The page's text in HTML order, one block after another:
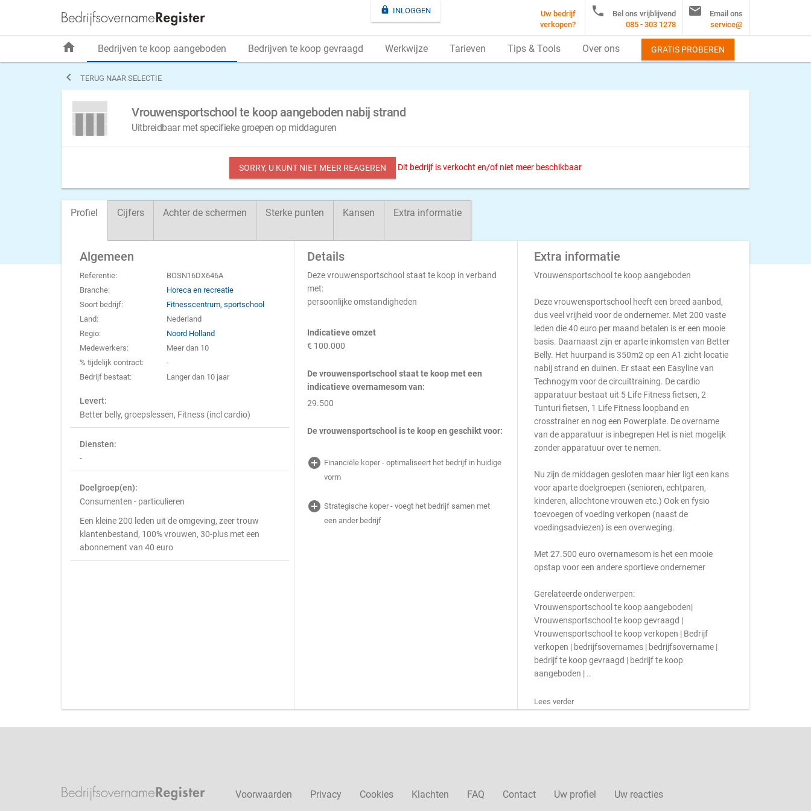
 TERUG NAAR SELECTIE
Vrouwensportschool te koop aangeboden nabij strand
Uitbreidbaar met specifieke groepen op middaguren
SORRY, U KUNT NIET MEER REAGEREN Dit bedrijf is verkocht en/of niet meer beschikbaar
Profiel Cijfers Achter de schermen Sterke punten Kansen Extra informatie
Algemeen
Referentie:
BOSN16DX646A
Branche:
Horeca en recreatie
Soort bedrijf:
Fitnesscentrum, sportschool
Land:
Nederland
Regio:
Noord Holland
Medewerkers:
Meer dan 10
% tijdelijk contract:
-
Bedrijf bestaat:
Langer dan 10 jaar
Levert:
Better belly, groepslessen, Fitness (incl cardio)
Diensten:
-
Doelgroep(en):
Consumenten - particulieren
Een kleine 200 leden uit de omgeving, zeer trouw
klantenbestand, 100% vrouwen, 30-plus met een
abonnement van 40 euro
Details
Deze vrouwensportschool staat te koop in verband
met:
persoonlijke omstandigheden
Indicatieve omzet
€ 100.000
De vrouwensportschool staat te koop met een
indicatieve overnamesom van:
29.500
De vrouwensportschool is te koop en geschikt voor:
add_circle Financiële koper - optimaliseert het bedrijf in huidige
vorm
add_circle Strategische koper - voegt het bedrijf samen met
een ander bedrijf
Extra informatie
Vrouwensportschool te koop aangeboden
Deze vrouwensportschool heeft een breed aanbod,
dus veel vrijheid voor de ondernemer. Met 200 vaste
leden die 40 euro per maand betalen is er een mooie
basis. Daarnaast zijn er aparte inkomsten van Better
Belly. Het huurpand is 350m2 op een A1 zicht locatie
nabij strand en duinen. Er staat een Easyline van
Technogym voor de circuittraining. De cardio
apparatuur bestaat uit 5 Life Fitness fietsen, 2
Tunturi fietsen, 1 Life Fitness loopband en
crosstrainer en nog een Powerplate. De overname
van de apparatuur is inbegrepen Het is niet mogelijk
zonder apparatuur over te nemen.
Nu zijn de middagen gesloten maar hier ligt een kans
voor aparte doelgroepen (senioren, echtparen,
kinderen, allochtone vrouwen etc.) Ook en fysio
toevoegen of voeding verkopen (naast de
voedingsadviezen) is een overweging.
Met 27.500 euro overnamesom is het een mooie
opstap voor een andere sportieve ondernemer
Gerelateerde onderwerpen:
Vrouwensportschool te koop aangeboden|
Vrouwensportschool te koop gevraagd |
Vrouwensportschool te koop verkopen | Bedrijf
verkopen | bedrijfsovernames | bedrijfsovername |
bedrijf te koop gevraagd | bedrijf te koop
aangeboden | ..
Lees verder
 INLOGGEN
Uw bedrijf
verkopen?

Bel ons vrijblijvend
085 - 303 1278

Email ons
service@
home Bedrijven te koop aangeboden Bedrijven te koop gevraagd Werkwijze Tarieven Tips & Tools Over ons GRATIS PROBEREN
Voorwaarden Privacy Cookies Klachten FAQ Contact Uw profiel Uw reacties